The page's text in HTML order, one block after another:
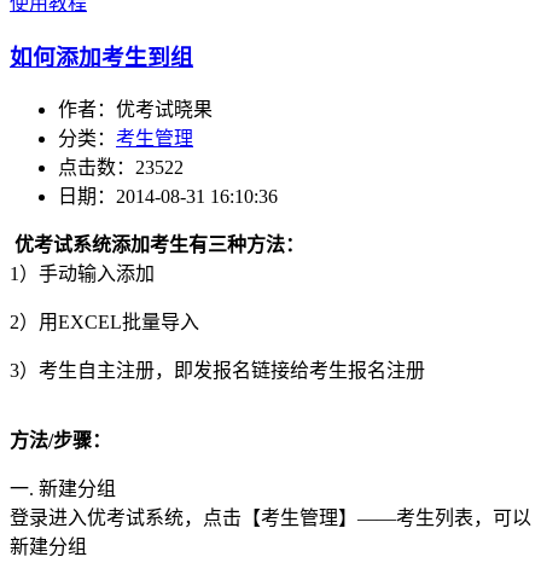
如何添加考生到组
作者：优考试晓果
分类： 考生管理
点击数：23522
日期：2014-08-31 16:10:36
优考试系统添加考生有三种方法：
1）手动输入添加
2）用EXCEL批量导入
3）考生自主注册，即发报名链接给考生报名注册
方法/步骤：
一. 新建分组
登录进入优考试系统，点击【考生管理】——考生列表，可以
新建分组